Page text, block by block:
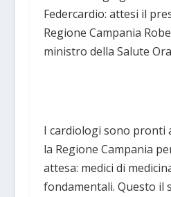
Federcardio: attesi il
Regione Campania
ministro della Salute
I cardiologi sono pronti
la Regione Campania
attesa: medici di
fondamentali. Questo il